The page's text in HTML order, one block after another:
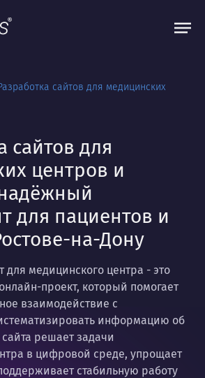
сайтов для медицинских
сайтов для
центров и
для пациентов и
на-Дону
медицинского центра - это
проект, который помогает
взаимодействие с
информацию об
сайта решает задачи
в цифровой среде, упрощает
стабильную работу